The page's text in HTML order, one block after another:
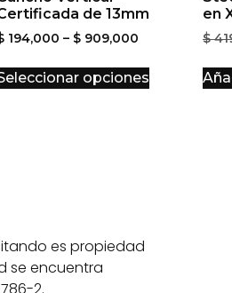
de 13mm
194,000 – $ 909,000
opciones
en
$
es propiedad
se encuentra
2.